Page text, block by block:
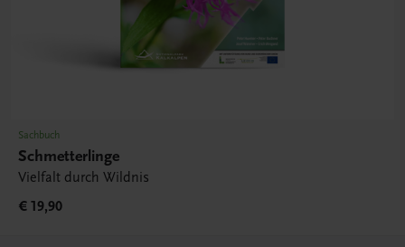
Sachbuch
Schmetterlinge
Vielfalt durch Wildnis
€ 19,90